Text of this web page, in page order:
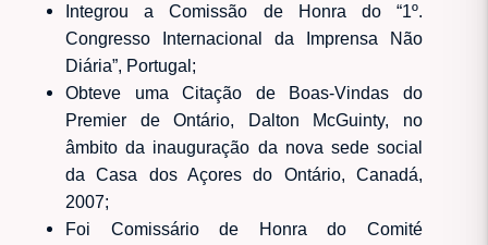
Integrou a Comissão de Honra do “1º.
Congresso Internacional da Imprensa Não
Diária”, Portugal;
Obteve uma Citação de Boas-Vindas do
Premier de Ontário, Dalton McGuinty, no
âmbito da inauguração da nova sede social
da Casa dos Açores do Ontário, Canadá,
2007;
Foi Comissário de Honra do Comité